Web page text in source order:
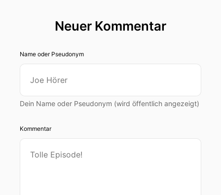
Neuer Kommentar
Name oder Pseudonym
Dein Name oder Pseudonym (wird öffentlich angezeigt)
Kommentar